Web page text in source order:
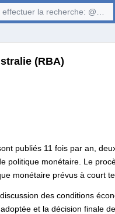
la recherche: @user, $symbol, ...
(RBA)
publiés 11 fois par an,
politique monétaire. Le
monétaire prévus à court
des conditions
et la décision finale